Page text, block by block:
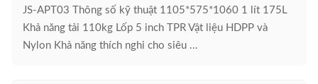
JS-APT03 Thông số kỹ thuật 1105*575*1060 1 lít 175L
Khả năng tải 110kg Lốp 5 inch TPR Vật liệu HDPP và
Nylon Khả năng thích nghi cho siêu ...